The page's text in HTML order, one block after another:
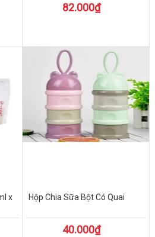
82.000₫
x
Hộp Chia Sữa Bột Có Quai
40.000₫